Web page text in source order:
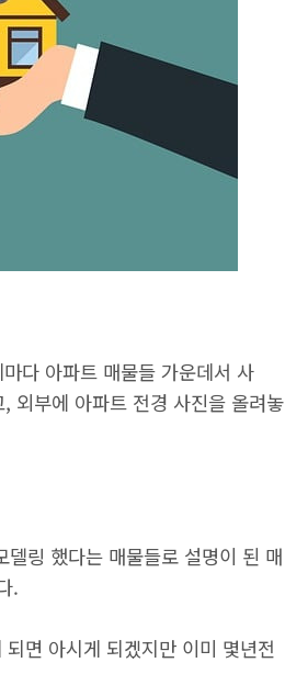
다 아파트 매물들 가운데서 사
외부에 아파트 전경 사진을 올려놓
링 했다는 매물들로 설명이 된 매
.
면 아시게 되겠지만 이미 몇년전